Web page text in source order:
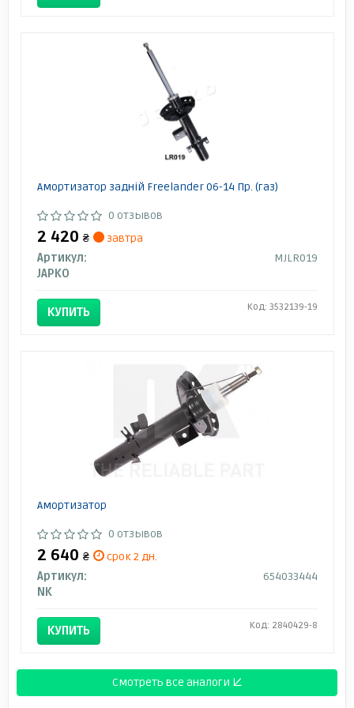
Амортизатор задній Freelander 06-14 Пр. (газ)
0 отзывов
2 420 ₴
завтра
Артикул:
MJLR019
JAPKO
КУПИТЬ Код: 3532139-19
Амортизатор
0 отзывов
2 640 ₴
срок 2 дн.
Артикул:
654033444
NK
КУПИТЬ Код: 2840429-8
Смотреть все аналоги ↓